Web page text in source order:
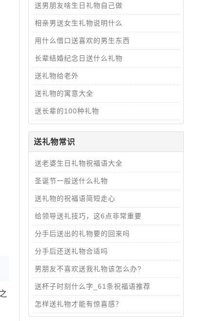
送男朋友啥生日礼物自己做
相亲男送女生礼物说明什么
用什么借口送喜欢的男生东西
长辈结婚纪念日送什么礼物
送礼物给老外
送礼物的寓意大全
送长辈的100种礼物
送礼物常识
送老婆生日礼物祝福语大全
圣诞节一般送什么礼物
送礼物的祝福语简短走心
给领导送礼技巧，这6点非常重要
分手后送出的礼物要的回来吗
分手后还送礼物合适吗
男朋友不喜欢送我礼物该怎么办?
送杯子时刻什么字_61条祝福语推荐
怎样送礼物才能有惊喜感？